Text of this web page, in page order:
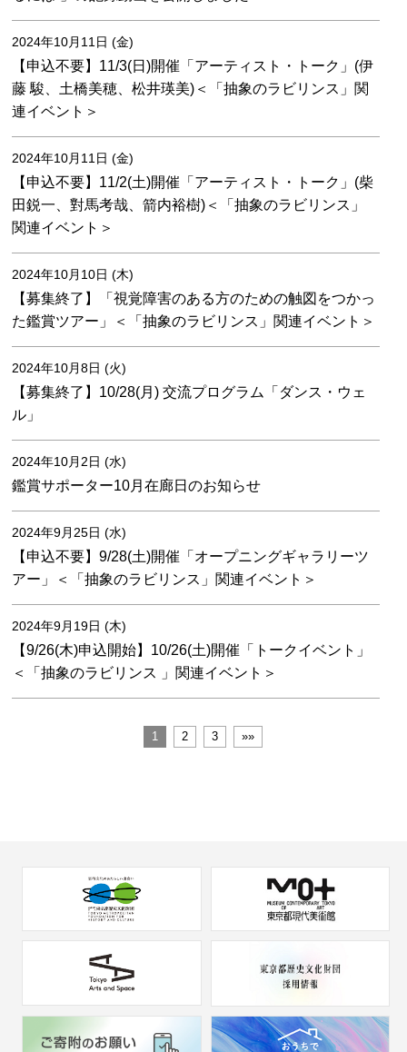
2024年10月11日 (金)
【申込不要】11/3(日)開催「アーティスト・トーク」(伊
藤 駿、土橋美穂、松井瑛美)＜「抽象のラビリンス」関
連イベント＞
2024年10月11日 (金)
【申込不要】11/2(土)開催「アーティスト・トーク」(柴
田鋭一、對馬考哉、箭内裕樹)＜「抽象のラビリンス」
関連イベント＞
2024年10月10日 (木)
【募集終了】「視覚障害のある方のための触図をつかっ
た鑑賞ツアー」＜「抽象のラビリンス」関連イベント＞
2024年10月8日 (火)
【募集終了】10/28(月) 交流プログラム「ダンス・ウェ
ル」
2024年10月2日 (水)
鑑賞サポーター10月在廊日のお知らせ
2024年9月25日 (水)
【申込不要】9/28(土)開催「オープニングギャラリーツ
アー」＜「抽象のラビリンス」関連イベント＞
2024年9月19日 (木)
【9/26(木)申込開始】10/26(土)開催「トークイベント」
＜「抽象のラビリンス 」関連イベント＞
1 2 3 »»